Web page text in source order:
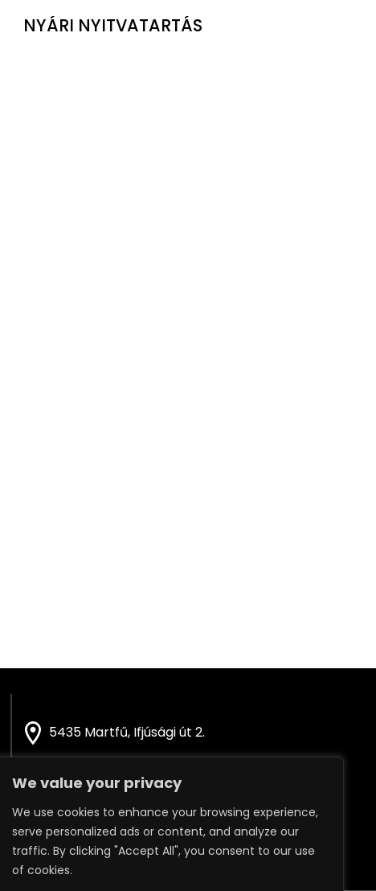
We value your privacy
We use cookies to enhance your browsing experience,
serve personalized ads or content, and analyze our
traffic. By clicking "Accept All", you consent to our use
of cookies.
NYÁRI NYITVATARTÁS
5435 Martfű, Ifjúsági út 2.